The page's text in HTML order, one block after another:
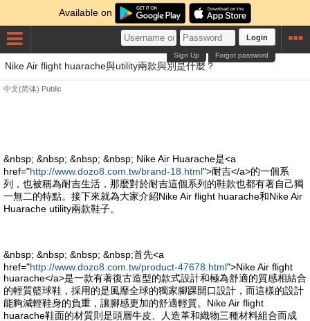
Available on
Login
Forgot password
Sign Up
Nike Air flight huarache與utility兩款與別是什麼？
中文(简体) Public
&nbsp; &nbsp; &nbsp; &nbsp; Nike Air Huarache是<a
href="http://www.dozo8.com.tw/brand-18.html">耐吉</a>的一個系
列，也被稱為耐吉生活，那麼對於耐吉這個系列的鞋款也都有著自己獨
一無二的特點。接下來就為大家介紹Nike Air flight huarache和Nike Air
Huarache utility兩款鞋子。
&nbsp; &nbsp; &nbsp; &nbsp;首先<a
href="http://www.dozo8.com.tw/product-47678.html">Nike Air flight
huarache</a>是一款有著復古造型的款式設計和極為舒適的質感相結合
的輕質籃球鞋，採用的是風靡全球的獨家腳踝開口設計，而這樣的設計
能夠減輕鞋身的負重，讓腳感更加的舒適輕質。Nike Air flight
huarache鞋面的材質則是頭層牛皮、人造革和織物三種材料組合而成